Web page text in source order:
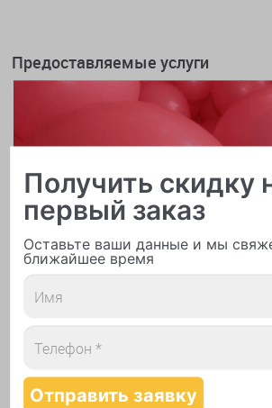
Предоставляемые услуги
Получить скидку
первый заказ
Оставьте ваши данные и мы
ближайшее время